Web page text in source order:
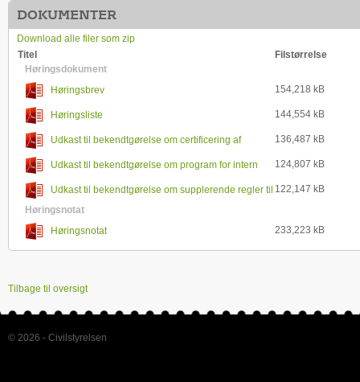
DOKUMENTER
Download alle filer som zip
Titel
Filstørrelse
Høringsdokument
Høringsbrev
154,218 kB
Høringsliste 144,554 kB
Udkast til bekendtgørelse om certificering af
transmissionsselskaber
136,487 kB
Udkast til bekendtgørelse om program for intern
overvågning
124,807 kB
Udkast til bekendtgørelse om supplerende regler til
forordningen
122,147 kB
Høringsnotat
Høringsnotat
233,223 kB
Tilbage til oversigt
© 2026 - Civilstyrelsen